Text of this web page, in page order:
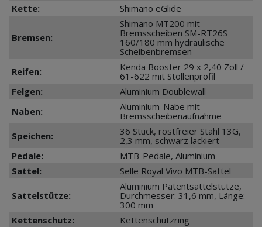
Kette:
Shimano eGlide
Bremsen:
Shimano MT200 mit
Bremsscheiben SM-RT26S
160/180 mm hydraulische
Scheibenbremsen
Reifen:
Kenda Booster 29 x 2,40 Zoll /
61-622 mit Stollenprofil
Felgen:
Aluminium Doublewall
Naben:
Aluminium-Nabe mit
Bremsscheibenaufnahme
Speichen:
36 Stück, rostfreier Stahl 13G,
2,3 mm, schwarz lackiert
Pedale:
MTB-Pedale, Aluminium
Sattel:
Selle Royal Vivo MTB-Sattel
Sattelstütze:
Aluminium Patentsattelstütze,
Durchmesser: 31,6 mm, Länge:
300 mm
Kettenschutz:
Kettenschutzring